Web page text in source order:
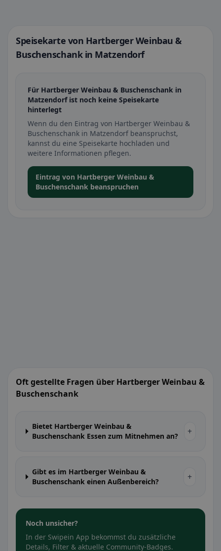
Speisekarte von Hartberger Weinbau &
Buschenschank in Matzendorf
Für Hartberger Weinbau & Buschenschank in
Matzendorf ist noch keine Speisekarte
hinterlegt
Wenn du den Eintrag von Hartberger Weinbau &
Buschenschank in Matzendorf beanspruchst,
kannst du eine Speisekarte hochladen und
weitere Informationen pflegen.
Eintrag von Hartberger Weinbau &
Buschenschank beanspruchen
Oft gestellte Fragen über Hartberger Weinbau &
Buschenschank
Bietet Hartberger Weinbau &
Buschenschank Essen zum Mitnehmen an?
+
Gibt es im Hartberger Weinbau &
Buschenschank einen Außenbereich?
+
Noch unsicher?
In der Swipein App bekommst du zusätzliche
Details, Filter & aktuelle Community-Badges.